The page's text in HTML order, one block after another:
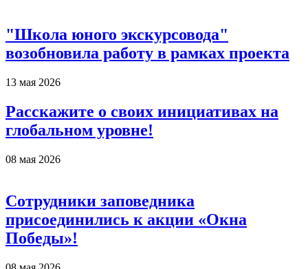
"Школа юного экскурсовода"
возобновила работу в рамках проекта
13 мая 2026
Расскажите о своих инициативах на
глобальном уровне!
08 мая 2026
Сотрудники заповедника
присоединились к акции «Окна
Победы»!